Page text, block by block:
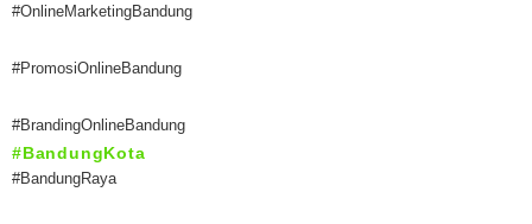
#OnlineMarketingBandung
#PromosiOnlineBandung
#BrandingOnlineBandung
#BandungKota
#BandungRaya